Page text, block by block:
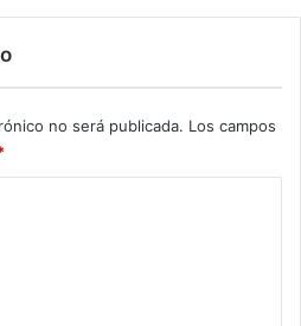
no será publicada. Los campos